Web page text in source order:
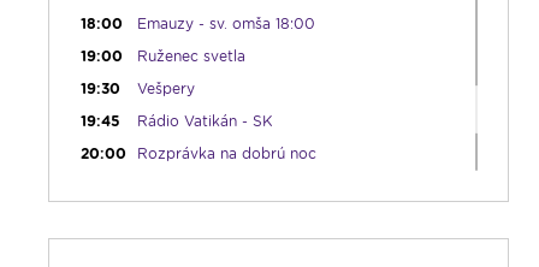
18:00
Emauzy - sv. omša 18:00
19:00
Ruženec svetla
19:30
Vešpery
19:45
Rádio Vatikán - SK
20:00
Rozprávka na dobrú noc